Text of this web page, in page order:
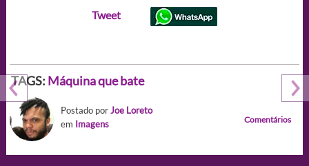
Tweet
TAGS: Máquina que bate
Postado porJoe Loreto
em Imagens Comentários